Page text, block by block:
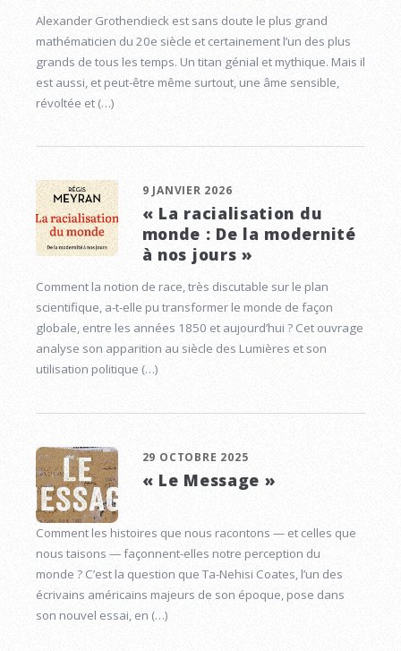
Alexander Grothendieck est sans doute le plus grand
mathématicien du 20e siècle et certainement l’un des plus
grands de tous les temps. Un titan génial et mythique. Mais il
est aussi, et peut-être même surtout, une âme sensible,
révoltée et (…)
9 JANVIER 2026
« La racialisation du
monde : De la modernité
à nos jours »
Comment la notion de race, très discutable sur le plan
scientifique, a-t-elle pu transformer le monde de façon
globale, entre les années 1850 et aujourd’hui ? Cet ouvrage
analyse son apparition au siècle des Lumières et son
utilisation politique (…)
29 OCTOBRE 2025
« Le Message »
Comment les histoires que nous racontons — et celles que
nous taisons — façonnent-elles notre perception du
monde ? C’est la question que Ta-Nehisi Coates, l’un des
écrivains américains majeurs de son époque, pose dans
son nouvel essai, en (…)